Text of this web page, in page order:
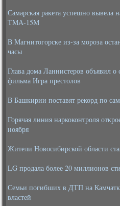
Самарская ракета успешно вывела
ТМА-15М
В Магнитогорске из-за мороза
часы
Глава дома Ланнистеров объявил
фильма Игра престолов
В Башкирии поставят рекорд по
Горячая линия наркоконтроля
ноября
Жители Новосибирской области
LG продала более 20 миллионов
Семьи погибших в ДТП на
властей